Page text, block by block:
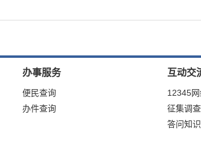
办事服务
便民查询
办件查询
互动交
12345
征集调查
答问知